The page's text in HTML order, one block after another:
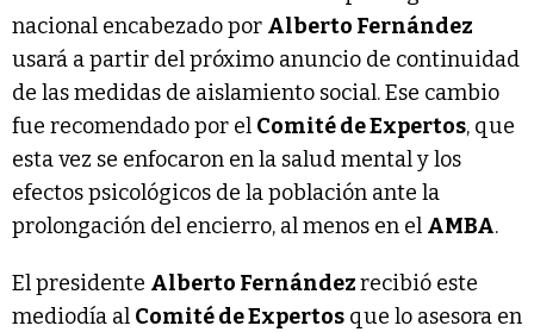
nacional encabezado por Alberto Fernández
usará a partir del próximo anuncio de continuidad
de las medidas de aislamiento social. Ese cambio
fue recomendado por el Comité de Expertos, que
esta vez se enfocaron en la salud mental y los
efectos psicológicos de la población ante la
prolongación del encierro, al menos en el AMBA.
El presidente Alberto Fernándezrecibió este
mediodía al Comité de Expertos que lo asesora en